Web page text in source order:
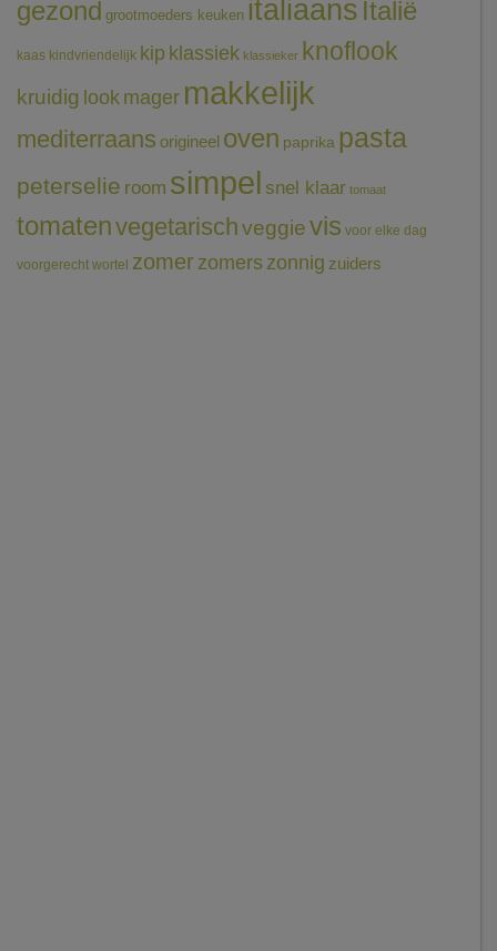
gezond grootmoeders keuken italiaans Italië
kaas kindvriendelijk kip klassiek klassieker knoflook
kruidig look mager makkelijk
mediterraans origineel oven paprika pasta
peterselie room simpel snel klaar tomaat
tomatenvegetarischveggievis voor elke dag
voorgerecht wortel zomerzomerszonnig zuiders